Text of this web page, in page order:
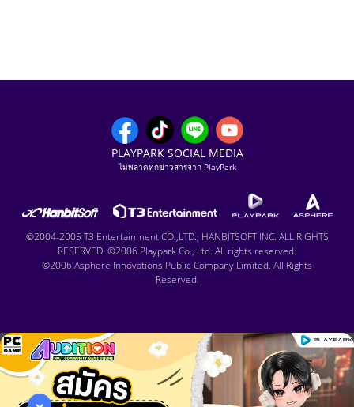
PLAYPARK SOCIAL MEDIA
ไม่พลาดทุกข่าวสารจาก PlayPark
©2004-2005 T3 Entertainment CO.,LTD., HANBITSOFT INC. ALL RIGHTS
RESERVED. ©2006 Playpark Co., Ltd. All rights reserved.
©2006 Asphere Innovations Public Company Limited. All Rights
Reserved.